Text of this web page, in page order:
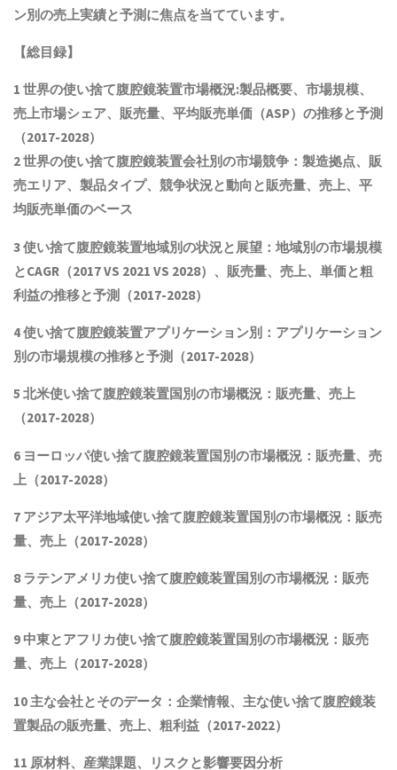
ン別の売上実績と予測に焦点を当てています。
【総目録】
1 世界の使い捨て腹腔鏡装置市場概況:製品概要、市場規模、
売上市場シェア、販売量、平均販売単価（ASP）の推移と予測
（2017-2028）
2 世界の使い捨て腹腔鏡装置会社別の市場競争：製造拠点、販
売エリア、製品タイプ、競争状況と動向と 販売量、売上、平
均販売単価のベース
3使い捨て腹腔鏡装置地域別の状況と展望：地域別の市場規模
とCAGR （2017 VS 2021 VS 2028）、販売量、売上、単価と粗
利益の推移と予測（2017-2028）
4使い捨て腹腔鏡装置アプリケーション別：アプリケーション
別の市場規模の推移と予測（2017-2028）
5 北米使い捨て腹腔鏡装置国別の市場概況 ：販売量、売上
（2017-2028）
6 ヨーロッパ使い捨て腹腔鏡装置国別の市場概況：販売量、売
上（2017-2028）
7 アジア太平洋地域使い捨て腹腔鏡装置国別の市場概況：販売
量、売上（2017-2028）
8 ラテンアメリカ使い捨て腹腔鏡装置国別の市場概況：販売
量、売上（2017-2028）
9 中東とアフリカ使い捨て腹腔鏡装置国別の市場概況：販売
量、売上（2017-2028）
10 主な会社とそのデータ ：企業情報、主な使い捨て腹腔鏡装
置製品の販売量、売上、粗利益（2017-2022）
11 原材料、産業課題、リスクと影響要因分析